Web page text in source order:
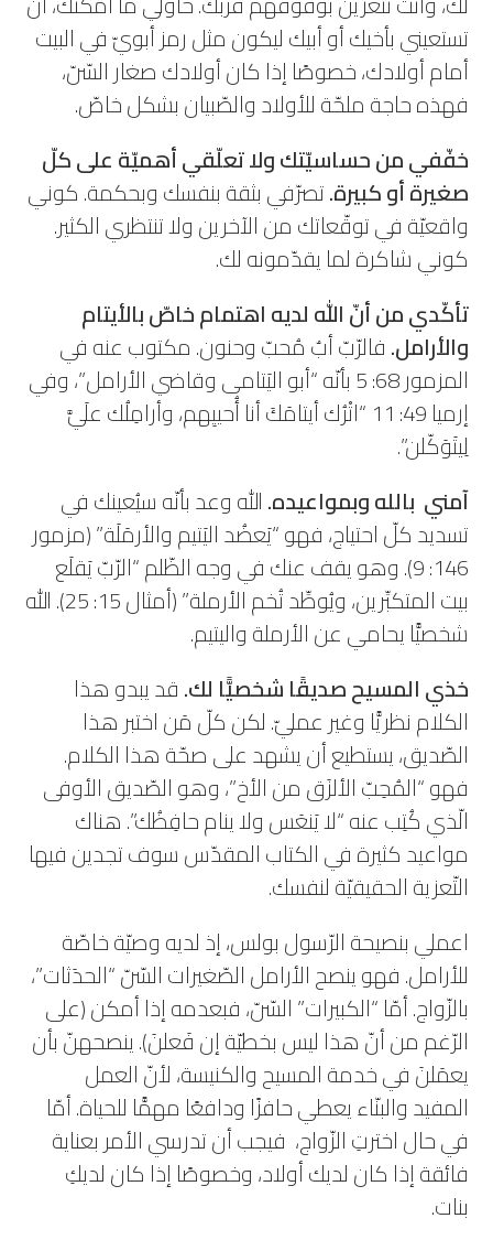
تستعيني بأخيك أو أبيك ليكون مثل رمز أبويّ في البيت
أمام أولادك، خصوصًا إذا كان أولادك صغار السّنّ،
فهذه حاجة ملحّة للأولاد والصّبيان بشكل خاصّ.
خفّفي من حساسيّتك ولا تعلّقي أهميّة على كلّ
صغيرة أو كبيرة.تصرّفي بثقة بنفسك وبحكمة. كوني
واقعيّة في توقّعاتك من الآخرين ولا تنتظري الكثير.
كوني شاكرة لما يقدّمونه لك.
تأكّدي من أنّ الله لديه اهتمام خاصّ بالأيتام
والأرامل.فالرّبّ أبٌ مُحبّ وحنون. مكتوب عنه في
المزمور 68: 5 بأنّه “أبو اليَتامى وقاضي الأرامل”، وفي
إرميا 49: 11 “اتْرُك أيتامَكَ أنا أُحييِهم، وأرامِلُك علَيَّ
لِيتَوَكّلن”.
آمني بالله وبمواعيده.الله وعد بأنّه سيُعينك في
تسديد كلّ احتياج، فهو “يَعضُد اليَتيم والأرمَلَة” (مزمور
146: 9). وهو يقف عنك في وجه الظّلم “الرّبّ يَقلَع
بيت المتكبِّرين، ويُوطِّد تُخم الأرملة” (أمثال 15: 25). الله
شخصيًّا يحامي عن الأرملة واليتيم.
خذي المسيح صديقًا شخصيًّا لك.قد يبدو هذا
الكلام نظريًّا وغير عمليّ. لكن كلّ مَن اختبر هذا
الصّديق، يستطيع أن يشهد على صحّة هذا الكلام.
فهو “المُحِبّ الألزَق من الأخ”، وهو الصّديق الأوفى
الّذي كُتِب عنه “لا يَنعَس ولا ينام حافِظُك”. هناك
مواعيد كثيرة في الكتاب المقدّس سوف تجدين فيها
التّعزية الحقيقيّة لنفسك.
اعملي بنصيحة الرّسول بولس، إذ لديه وصيّة خاصّة
للأرامل. فهو ينصح الأرامل الصّغيرات السّنّ “الحدَثات”،
بالزّواج. أمّا “الكبيرات” السّنّ، فبعدمه إذا أمكن (على
الرّغم من أنّ هذا ليس بخطيّة إن فَعلنَ). ينصحهنّ بأن
يعمَلنَ في خدمة المسيح والكنيسة، لأنّ العمل
المفيد والبنّاء يعطي حافزًا ودافعًا مهمًّا للحياة. أمّا
في حال اخترتِ الزّواج، فيجب أن تدرسي الأمر بعناية
فائقة إذا كان لديك أولاد، وخصوصًا إذا كان لديكِ
بنات.